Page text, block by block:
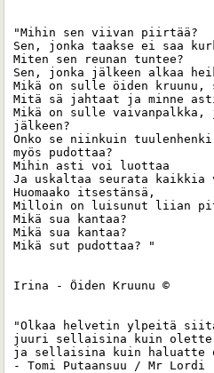
"Mihin sen viivan piirtää?
Sen, jonka taakse ei saa
Miten sen reunan tuntee?
Sen, jonka jälkeen alkaa
Mikä on sulle öiden kruunu,
Mitä sä jahtaat ja minne
Mikä on sulle vaivanpalkka,
jälkeen?
Onko se niinkuin
myös pudottaa?
Mihin asti voi luottaa
Ja uskaltaa seurata kaikkia
Huomaako itsestänsä,
Milloin on luisunut liian
Mikä sua kantaa?
Mikä sua kantaa?
Mikä sut pudottaa? "
Irina - Öiden Kruunu ©
"Olkaa helvetin ylpeitä
juuri sellaisina kuin olette
ja sellaisina kuin haluatte
- Tomi Putaansuu / Mr Lordi